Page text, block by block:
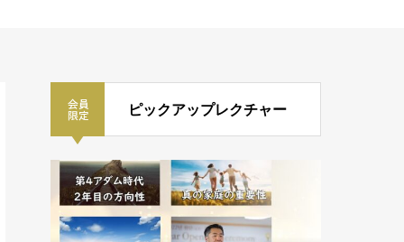
ピックアップレクチャー